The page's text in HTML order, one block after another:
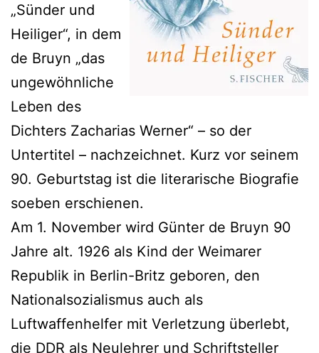
„Sünder und
Heiliger“, in dem
de Bruyn „das
ungewöhnliche
Leben des
Dichters Zacharias Werner“ – so der
Untertitel – nachzeichnet. Kurz vor seinem
90. Geburtstag ist die literarische Biografie
soeben erschienen.
Am 1. November wird Günter de Bruyn 90
Jahre alt. 1926 als Kind der Weimarer
Republik in Berlin-Britz geboren, den
Nationalsozialismus auch als
Luftwaffenhelfer mit Verletzung überlebt,
die DDR als Neulehrer und Schriftsteller